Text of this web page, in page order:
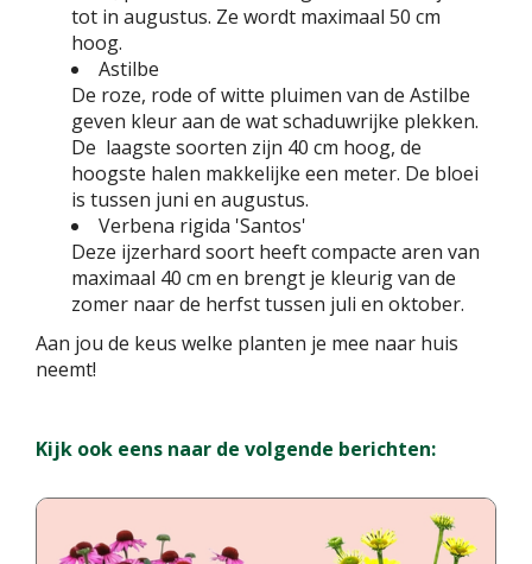
tot in augustus. Ze wordt maximaal 50 cm
hoog.
Astilbe
De roze, rode of witte pluimen van de Astilbe
geven kleur aan de wat schaduwrijke plekken.
De laagste soorten zijn 40 cm hoog, de
hoogste halen makkelijke een meter. De bloei
is tussen juni en augustus.
Verbena rigida 'Santos'
Deze ijzerhard soort heeft compacte aren van
maximaal 40 cm en brengt je kleurig van de
zomer naar de herfst tussen juli en oktober.
Aan jou de keus welke planten je mee naar huis
neemt!
Kijk ook eens naar de volgende berichten: